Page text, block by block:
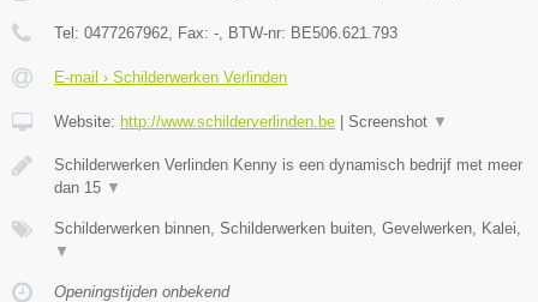
Tel: 0477267962 , Fax: - , BTW-nr: BE506.621.793
E-mail › Schilderwerken Verlinden
Website: http://www.schilderverlinden.be | Screenshot ▼
Schilderwerken Verlinden Kenny is een dynamisch bedrijf met meer
dan 15 ▼
Schilderwerken binnen, Schilderwerken buiten, Gevelwerken, Kalei,
▼
Openingstijden onbekend